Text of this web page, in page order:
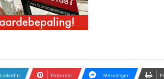
LinkedIn Pinterest Messenger